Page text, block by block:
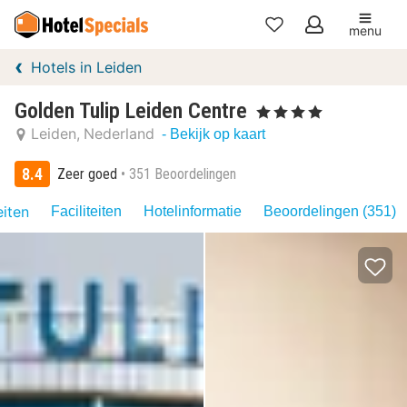
Mijn
menu
Hotels in Leiden
Golden Tulip Leiden Centre , 4 Sterren
Leiden Nederland - Bekijk op kaart
8.4 Zeer goed 351 Beoordelingen
Faciliteiten Hotelinformatie Beoordelingen (351)